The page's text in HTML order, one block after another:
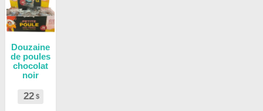
Douzaine
de poules
chocolat
noir
22 $